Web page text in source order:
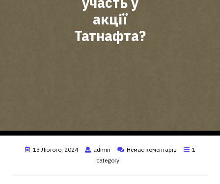
акції
Татнафта?
13 Лютого, 2024 admin Немає коментарів
1
category